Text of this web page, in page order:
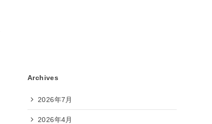
Archives
2026年7月
2026年4月